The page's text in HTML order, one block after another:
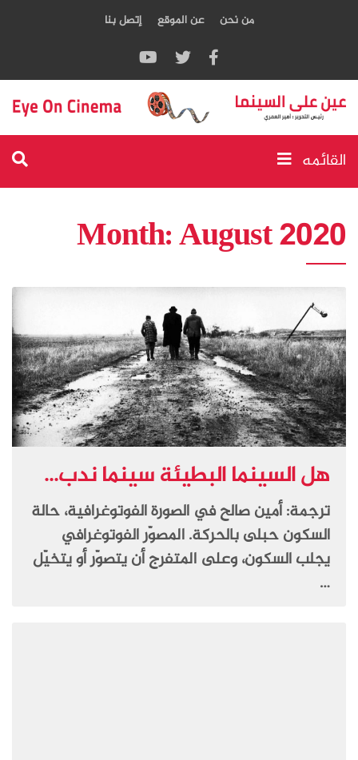
من نحن عن الموقع إتصل بنا
القائمه
Month:August 2020
هل السينما البطيئة سينما ندب...
ترجمة: أمين صالح في الصورة الفوتوغرافية، حالة
السكون حبلى بالحركة. المصوّر الفوتوغرافي
يجلب السكون، وعلى المتفرج أن يتصوّر أو يتخيّل
…